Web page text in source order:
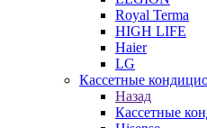
Royal Terma
HIGH LIFE
Haier
LG
Кассетные
Назад
Кассетные